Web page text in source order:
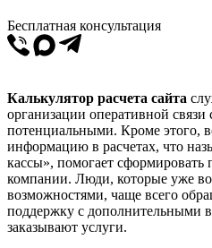
Бесплатная консультация
Калькулятор расчета сайта
организации оперативной
потенциальными. Кроме этого,
информацию в расчетах, что
кассы», помогает
компании. Люди, которые уже
возможностями, чаще всего
поддержку с дополнительными
заказывают услуги.